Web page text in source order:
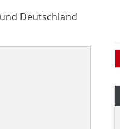
Deutschland